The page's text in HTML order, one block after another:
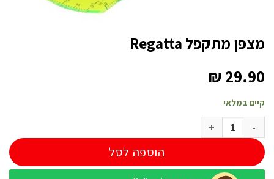
מצפן מתקפל Regatta
₪29.90
קיים במלאי
כמות של מצפן מתקפל Regatta
הוספה לסל